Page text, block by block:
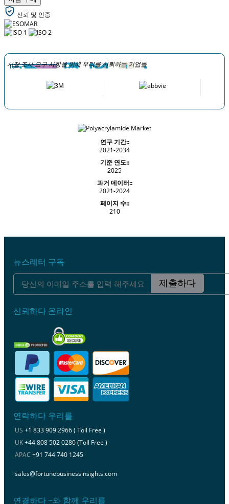
신뢰 및 인증
시장 조사 요구 사항을 위해 우리를 신뢰하는 기업들
연구 기간::
2021-2034
기준 연도::
2025
과거 데이터::
2021-2024
페이지 수::
210
뉴스레터 구독
제출하다
신뢰하다 온라인
연락하다 우리를
US +1 833 909 2966 ( Toll Free )
UK+44 808 502 0280 (Toll Free )
APAC +91 744 740 1245
sales@fortunebusinessinsights.com
연결하다 ~와 함께 우리를